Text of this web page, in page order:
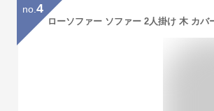
no. 4